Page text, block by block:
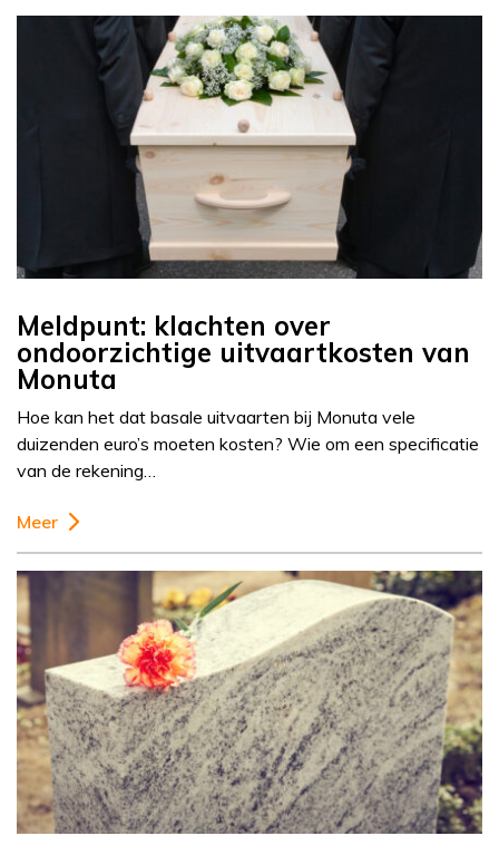
Meldpunt: klachten over
ondoorzichtige uitvaartkosten van
Monuta
Hoe kan het dat basale uitvaarten bij Monuta vele
duizenden euro’s moeten kosten? Wie om een specificatie
van de rekening…
Meer